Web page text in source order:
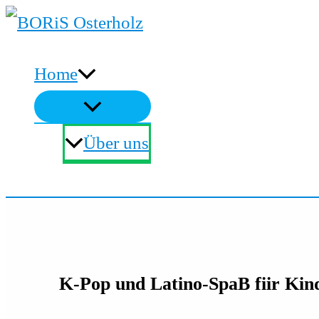
Zum
springen
Home
Über uns
K-Pop und Latino-SpaB fiir